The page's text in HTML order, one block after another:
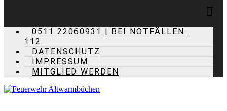
0511 22060931 | BEI NOTFÄLLEN:
112
DATENSCHUTZ
IMPRESSUM
MITGLIED WERDEN